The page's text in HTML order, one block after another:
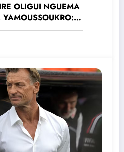
OLIGUI NGUEMA
DANHO